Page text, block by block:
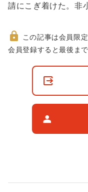
請にこぎ着けた。非
非
この記事は会員限定
会員登録すると最後ま